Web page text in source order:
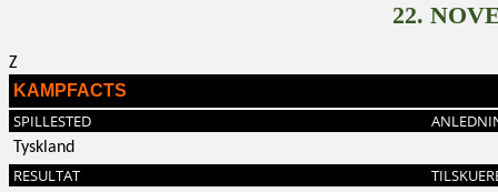
22.
Z
KAMPFACTS
SPILLESTED
Tyskland
RESULTAT